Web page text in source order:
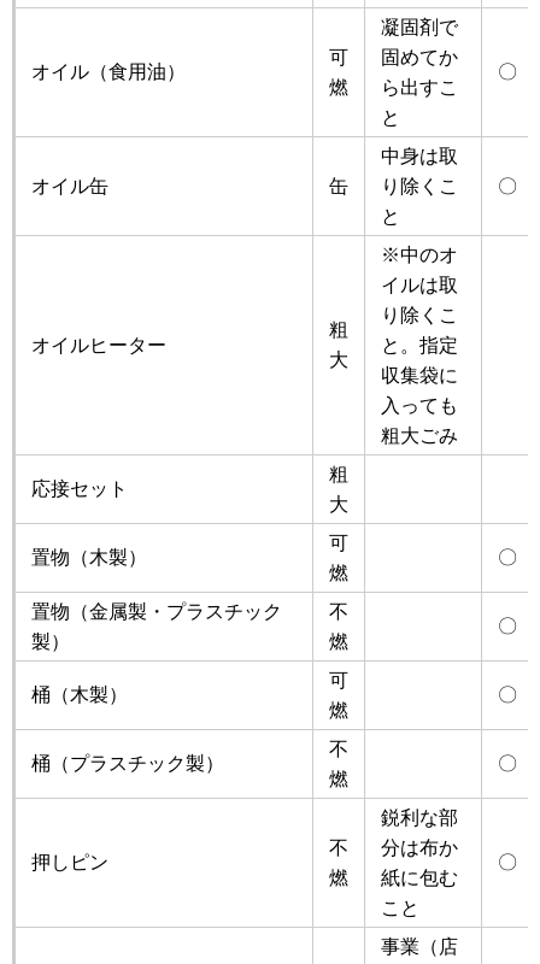
オイル（食用油）
可
燃
凝固剤で
固めてか
ら出すこ
と
〇
オイル缶 缶
中身は取
り除くこ
と
〇
オイルヒーター
粗
大
※中のオ
イルは取
り除くこ
と。指定
収集袋に
入っても
粗大ごみ
応接セット
粗
大
置物（木製）
可
燃
〇
置物（金属製・プラスチック
製）
不
燃
〇
桶（木製）
可
燃
〇
桶（プラスチック製）
不
燃
〇
押しピン
不
燃
鋭利な部
分は布か
紙に包む
こと
〇
事業（店